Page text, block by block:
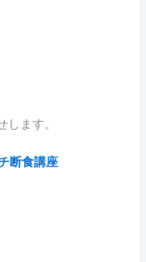
ます。
断食講座